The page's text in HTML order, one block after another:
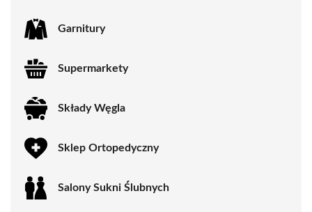
Garnitury
Supermarkety
Składy Węgla
Sklep Ortopedyczny
Salony Sukni Ślubnych